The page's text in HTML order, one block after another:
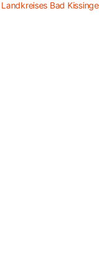
Landkreises Bad